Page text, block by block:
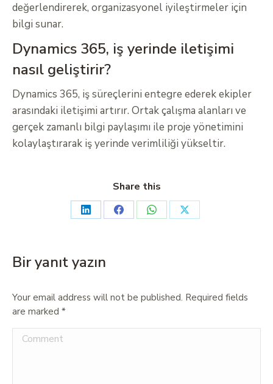
değerlendirerek, organizasyonel iyileştirmeler için
bilgi sunar.
Dynamics 365, iş yerinde iletişimi
nasıl geliştirir?
Dynamics 365, iş süreçlerini entegre ederek ekipler
arasındaki iletişimi artırır. Ortak çalışma alanları ve
gerçek zamanlı bilgi paylaşımı ile proje yönetimini
kolaylaştırarak iş yerinde verimliliği yükseltir.
Share this
Bir yanıt yazın
Your email address will not be published. Required fields
are marked *
Comment